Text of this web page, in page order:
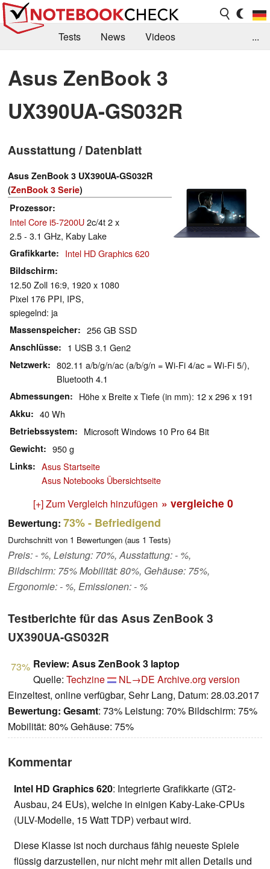
Tests News
Videos
Kaufberatung
Deals Suche
Forum
...
Asus ZenBook 3
UX390UA-GS032R
Ausstattung / Datenblatt
Asus ZenBook 3 UX390UA-GS032R
(ZenBook 3 Serie)
Prozessor
Intel Core i5-7200U2c/4t 2 x
2.5 - 3.1 GHz, Kaby Lake
Grafikkarte Intel HD Graphics 620
Bildschirm
12.50 Zoll 16:9, 1920 x 1080
Pixel 176 PPI, IPS,
spiegelnd: ja
Massenspeicher 256 GB SSD
Anschlüsse 1 USB 3.1 Gen2
Netzwerk
802.11 a/b/g/n/ac (a/b/g/n = Wi-Fi 4/ac = Wi-Fi 5/),
Bluetooth 4.1
Abmessungen Höhe x Breite x Tiefe (in mm): 12 x 296 x 191
Akku 40 Wh
Betriebssystem Microsoft Windows 10 Pro 64 Bit
Gewicht 950 g
Links
Asus Startseite
Asus Notebooks Übersichtseite
[+] Zum Vergleich hinzufügen » vergleiche 0
Bewertung: 73%- Befriedigend
Durchschnitt von 1 Bewertungen (aus 1 Tests)
Preis: - %, Leistung: 70%, Ausstattung: - %,
Bildschirm: 75% Mobilität: 80%, Gehäuse: 75%,
Ergonomie: - %, Emissionen: - %
Testberichte für das Asus ZenBook 3
UX390UA-GS032R
73% Review: Asus ZenBook 3 laptop
Quelle: Techzine NL→DE Archive.org version
Einzeltest, online verfügbar, Sehr Lang, Datum: 28.03.2017
Bewertung: Gesamt: 73% Leistung: 70% Bildschirm: 75%
Mobilität: 80% Gehäuse: 75%
Kommentar
Intel HD Graphics 620: Integrierte Grafikkarte (GT2-
Ausbau, 24 EUs), welche in einigen Kaby-Lake-CPUs
(ULV-Modelle, 15 Watt TDP) verbaut wird.
Diese Klasse ist noch durchaus fähig neueste Spiele
flüssig darzustellen, nur nicht mehr mit allen Details und